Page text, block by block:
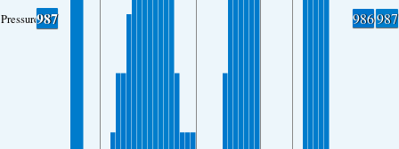
Pressure987 986987